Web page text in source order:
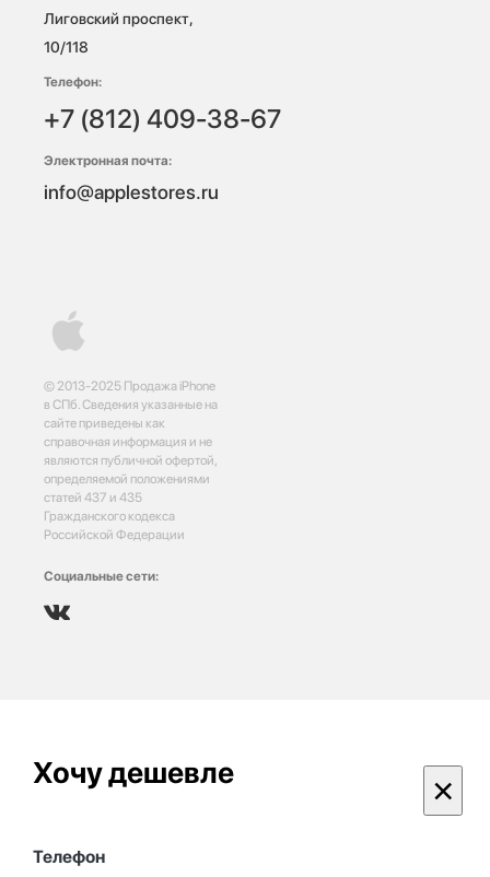
© 2013-2025 Продажа iPhone
в СПб. Сведения указанные на
сайте приведены как
справочная информация и не
являются публичной офертой,
определяемой положениями
статей 437 и 435
Гражданского кодекса
Российской Федерации
Социальные сети:
Лиговский проспект,
10/118
Телефон:
+7 (812) 409-38-67
Электронная почта:
info@applestores.ru
Хочу дешевле ×
Телефон